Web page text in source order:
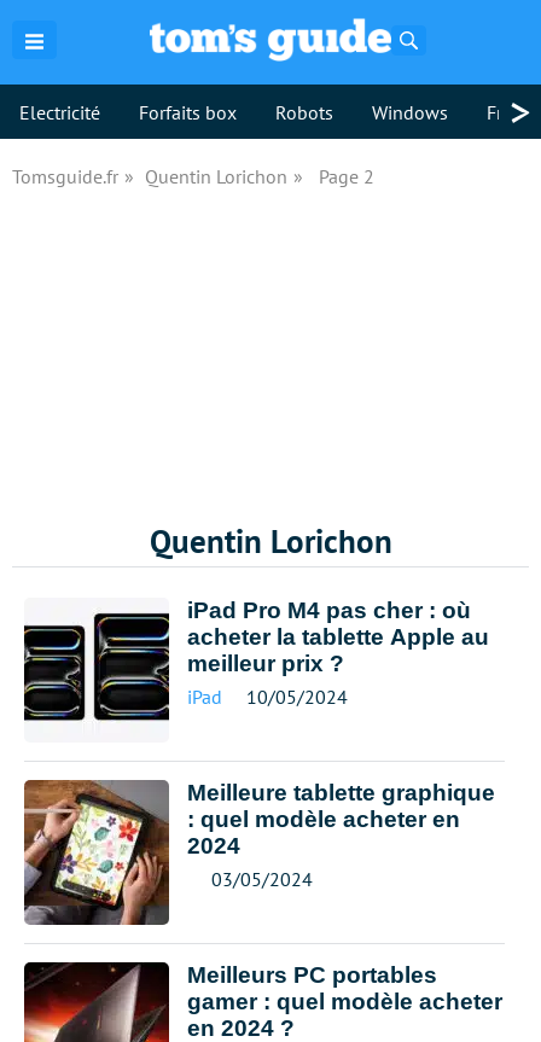
Electricité Forfaits box Robots Windows >
Tomsguide.fr Quentin Lorichon Page 2
Quentin Lorichon
iPad Pro M4 pas cher : où
acheter la tablette Apple au
meilleur prix ?
iPad 10/05/2024
Meilleure tablette graphique
: quel modèle acheter en
2024
03/05/2024
Meilleurs PC portables
gamer : quel modèle acheter
en 2024 ?